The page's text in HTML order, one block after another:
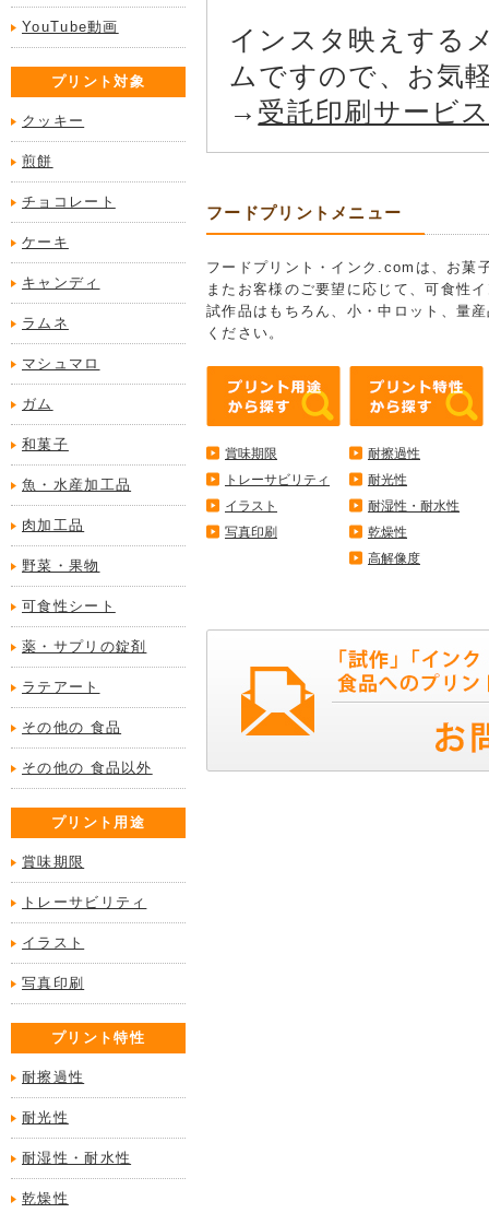
YouTube動画
プリント対象
クッキー
煎餅
チョコレート
ケーキ
キャンディ
ラムネ
マシュマロ
ガム
和菓子
魚・水産加工品
肉加工品
野菜・果物
可食性シート
薬・サプリの錠剤
ラテアート
その他の 食品
その他の 食品以外
プリント用途
賞味期限
トレーサビリティ
イラスト
写真印刷
プリント特性
耐擦過性
耐光性
耐湿性・耐水性
乾燥性
インスタ映えする
ムですので、お気
→ 受託印刷サービ
フードプリントメニュー
フードプリント・インク.comは、お菓
またお客様のご要望に応じて、可食性
試作品はもちろん、小・中ロット、量
ください。
賞味期限
トレーサビリティ
イラスト
写真印刷
耐擦過性
耐光性
耐湿性・耐水性
乾燥性
高解像度